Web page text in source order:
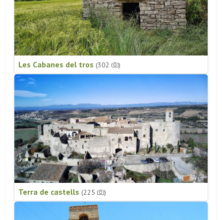
Les Cabanes del tros (302 )
Terra de castells (225 )